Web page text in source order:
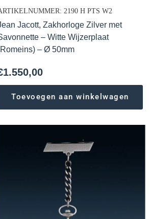
2190 H PTS W2
Jacott, Zakhorloge Zilver met
– Witte Wijzerplaat
– Ø 50mm
1.550,00
Toevoegen aan winkelwagen